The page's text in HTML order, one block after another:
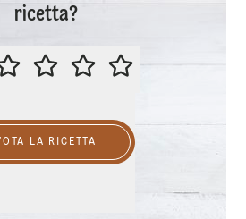
ricetta?
VALUTA QUESTA RICETTA
LA RICETTA